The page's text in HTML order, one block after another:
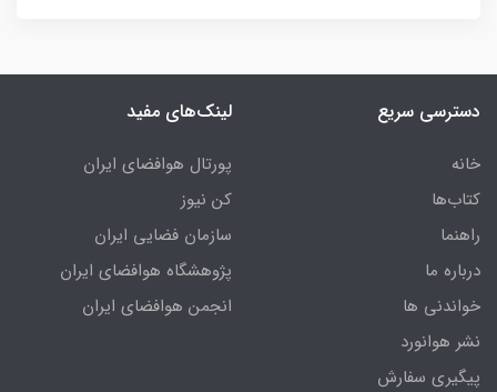
دسترسی سریع
خانه
کتاب‌ها
راهنما
درباره ما
خواندنی ها
نشر هوانورد
پیگیری سفارش
لینک‌های مفید
پورتال هوافضای ایران
کن نیوز
سازمان فضایی ایران
پژوهشگاه هوافضای ایران
انجمن هوافضای ایران